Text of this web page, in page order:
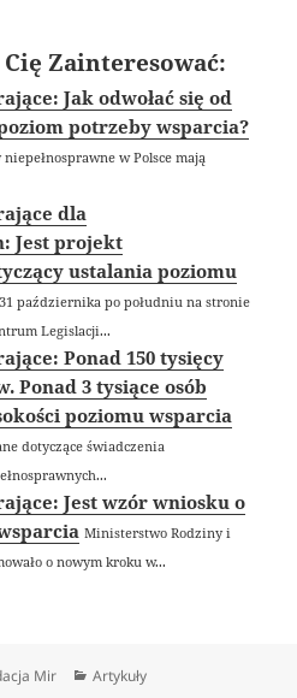
Zainteresować:
Jak odwołać się od
potrzeby wsparcia?
w Polsce mają
dla
Jest projekt
ustalania poziomu
31 października po południu na stronie
Legislacji...
Ponad 150 tysięcy
Ponad 3 tysiące osób
poziomu wsparcia
dotyczące świadczenia
Jest wzór wniosku o
Ministerstwo Rodziny i
o nowym kroku w...
Mir Kategorie
Artykuły